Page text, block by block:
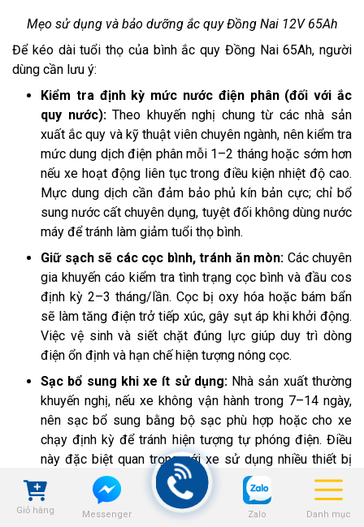
Giỏ hàng Messenger Zalo Danh mục
Mẹo sử dụng và bảo dưỡng ắc quy Đồng Nai 12V 65Ah
Để kéo dài tuổi thọ của bình ắc quy Đồng Nai 65Ah, người
dùng cần lưu ý:
Kiểm tra định kỳ mức nước điện phân (đối với ắc
quy nước):Theo khuyến nghị chung từ các nhà sản
xuất ắc quy và kỹ thuật viên chuyên ngành, nên kiểm tra
mức dung dịch điện phân mỗi 1–2 tháng hoặc sớm hơn
nếu xe hoạt động liên tục trong điều kiện nhiệt độ cao.
Mực dung dịch cần đảm bảo phủ kín bản cực; chỉ bổ
sung nước cất chuyên dụng, tuyệt đối không dùng nước
máy để tránh làm giảm tuổi thọ bình.
Giữ sạch sẽ các cọc bình, tránh ăn mòn: Các chuyên
gia khuyến cáo kiểm tra tình trạng cọc bình và đầu cos
định kỳ 2–3 tháng/lần. Cọc bị oxy hóa hoặc bám bẩn
sẽ làm tăng điện trở tiếp xúc, gây sụt áp khi khởi động.
Việc vệ sinh và siết chặt đúng lực giúp duy trì dòng
điện ổn định và hạn chế hiện tượng nóng cọc.
Sạc bổ sung khi xe ít sử dụng: Nhà sản xuất thường
khuyến nghị, nếu xe không vận hành trong 7–14 ngày,
nên sạc bổ sung bằng bộ sạc phù hợp hoặc cho xe
chạy định kỳ để tránh hiện tượng tự phóng điện. Điều
này đặc biệt quan trọng với xe sử dụng nhiều thiết bị
điện phụ trợ.
Tránh để ắc quy cạn kiệt điện hoàn toàn:
Theo các